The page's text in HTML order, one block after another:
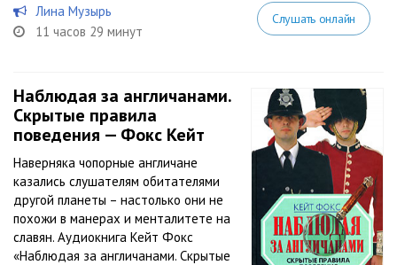
Лина Музырь
11 часов 29 минут
Слушать онлайн
Наблюдая за англичанами.
Скрытые правила
поведения — Фокс Кейт
Наверняка чопорные англичане
казались слушателям обитателями
другой планеты – настолько они не
похожи в манерах и менталитете на
славян. Аудиокнига Кейт Фокс
«Наблюдая за англичанами. Скрытые